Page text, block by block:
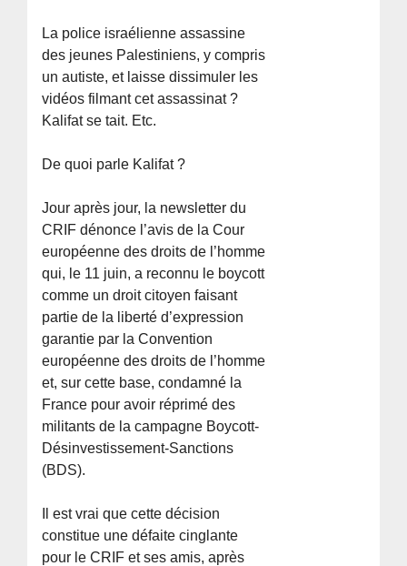
La police israélienne assassine
des jeunes Palestiniens, y compris
un autiste, et laisse dissimuler les
vidéos filmant cet assassinat ?
Kalifat se tait. Etc.
De quoi parle Kalifat ?
Jour après jour, la newsletter du
CRIF dénonce l’avis de la Cour
européenne des droits de l’homme
qui, le 11 juin, a reconnu le boycott
comme un droit citoyen faisant
partie de la liberté d’expression
garantie par la Convention
européenne des droits de l’homme
et, sur cette base, condamné la
France pour avoir réprimé des
militants de la campagne Boycott-
Désinvestissement-Sanctions
(BDS).
Il est vrai que cette décision
constitue une défaite cinglante
pour le CRIF et ses amis, après